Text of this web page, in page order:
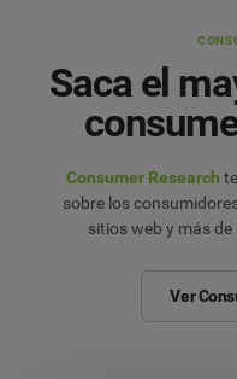
Saca el
Consumer Research
sobre los
sitios web y más
Ver